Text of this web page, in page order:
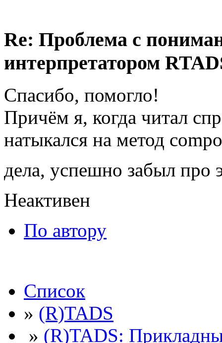
Re: Проблема с
интерпретатором
Спасибо, помогло!
Причём я, когда читал
натыкался на метод
дела, успешно забыл про
Неактивен
По автору
Список
» (R)TADS
» (R)TADS: